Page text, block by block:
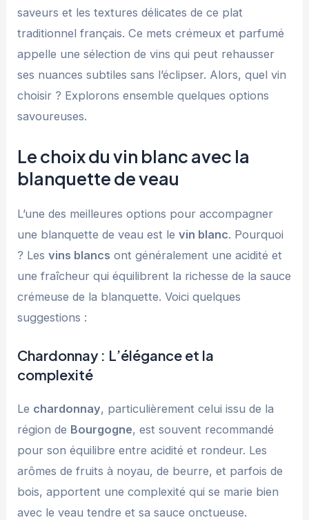
saveurs et les textures délicates de ce plat
traditionnel français. Ce mets crémeux et parfumé
appelle une sélection de vins qui peut rehausser
ses nuances subtiles sans l’éclipser. Alors, quel vin
choisir ? Explorons ensemble quelques options
savoureuses.
Le choix du vin blanc avec la
blanquette de veau
L’une des meilleures options pour accompagner
une blanquette de veau est levin blanc. Pourquoi
? Lesvins blancs ont généralement une acidité et
une fraîcheur qui équilibrent la richesse de la sauce
crémeuse de la blanquette. Voici quelques
suggestions :
Chardonnay : L’élégance et la
complexité
Le chardonnay, particulièrement celui issu de la
région de Bourgogne, est souvent recommandé
pour son équilibre entre acidité et rondeur. Les
arômes de fruits à noyau, de beurre, et parfois de
bois, apportent une complexité qui se marie bien
avec le veau tendre et sa sauce onctueuse.